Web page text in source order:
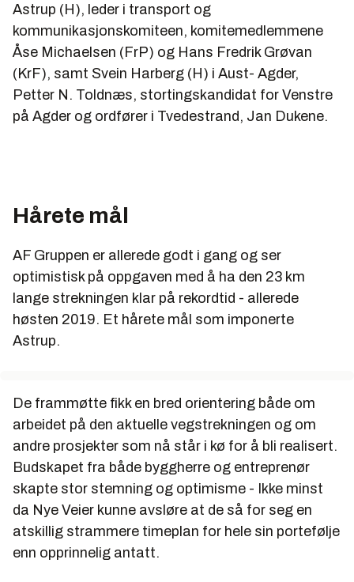
Astrup (H), leder i transport og
kommunikasjonskomiteen, komitemedlemmene
Åse Michaelsen (FrP) og Hans Fredrik Grøvan
(KrF), samt Svein Harberg (H) i Aust- Agder,
Petter N. Toldnæs, stortingskandidat for Venstre
på Agder og ordfører i Tvedestrand, Jan Dukene.
Hårete mål
AF Gruppen er allerede godt i gang og ser
optimistisk på oppgaven med å ha den 23 km
lange strekningen klar på rekordtid - allerede
høsten 2019. Et hårete mål som imponerte
Astrup.
De frammøtte fikk en bred orientering både om
arbeidet på den aktuelle vegstrekningen og om
andre prosjekter som nå står i kø for å bli realisert.
Budskapet fra både byggherre og entreprenør
skapte stor stemning og optimisme - Ikke minst
da Nye Veier kunne avsløre at de så for seg en
atskillig strammere timeplan for hele sin portefølje
enn opprinnelig antatt.